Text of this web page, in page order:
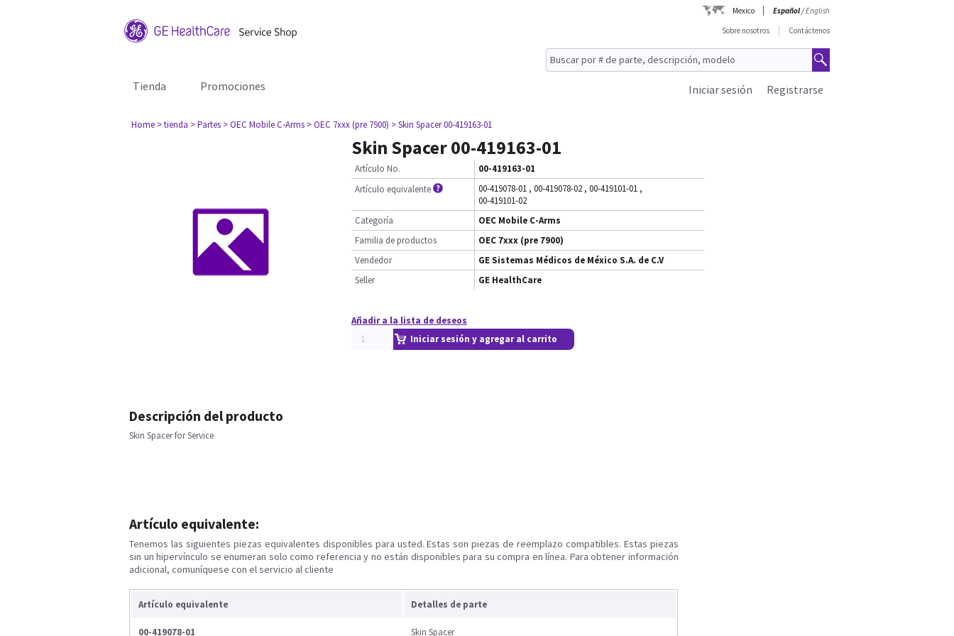
Mexico Español/English
Sobre nosotros
Contáctenos
Tienda Promociones Registrarse
Iniciar sesión
Home > tienda > Partes > OEC Mobile C-Arms > OEC 7xxx (pre 7900) > Skin Spacer 00-419163-01
Skin Spacer 00-419163-01
Artículo No.
00-419163-01
Artículo equivalente
00-419078-01 , 00-419078-02 , 00-419101-01 ,
00-419101-02
Categoría
OEC Mobile C-Arms
Familia de productos
OEC 7xxx (pre 7900)
Vendedor
GE Sistemas Médicos de México S.A. de C.V
Seller
GE HealthCare
Añadir a la lista de deseos
Iniciar sesión y agregar al carrito
Descripción del producto
Skin Spacer for Service
Artículo equivalente:
Tenemos las siguientes piezas equivalentes disponibles para usted. Estas son piezas de reemplazo compatibles. Estas piezas
sin un hipervínculo se enumeran solo como referencia y no están disponibles para su compra en línea. Para obtener información
adicional, comuníquese con el servicio al cliente
Artículo equivalente Detalles de parte
00-419078-01 Skin Spacer